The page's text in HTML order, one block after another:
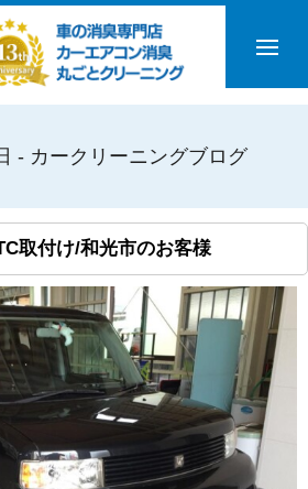
- カークリーニングブログ
取付け/和光市のお客様